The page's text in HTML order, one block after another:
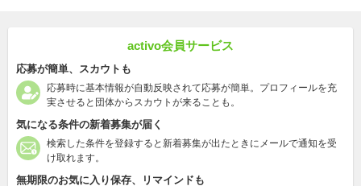
activo会員サービス
応募が簡単、スカウトも
応募時に基本情報が自動反映されて応募が簡単。プロフィールを充
実させると団体からスカウトが来ることも。
気になる条件の新着募集が届く
検索した条件を登録すると新着募集が出たときにメールで通知を受
け取れます。
無期限のお気に入り保存、リマインドも